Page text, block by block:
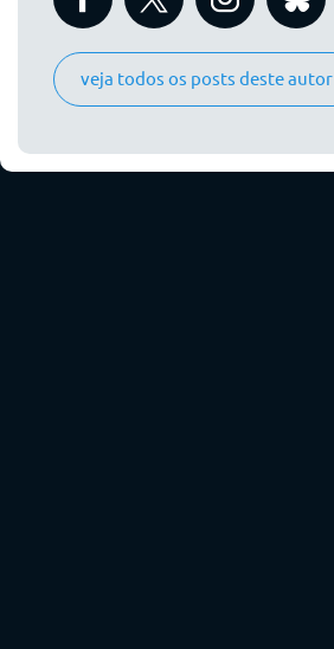
veja todos os posts deste autor